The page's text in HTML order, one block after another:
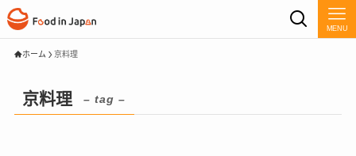
MENU
ホーム 京料理
京料理 – tag –